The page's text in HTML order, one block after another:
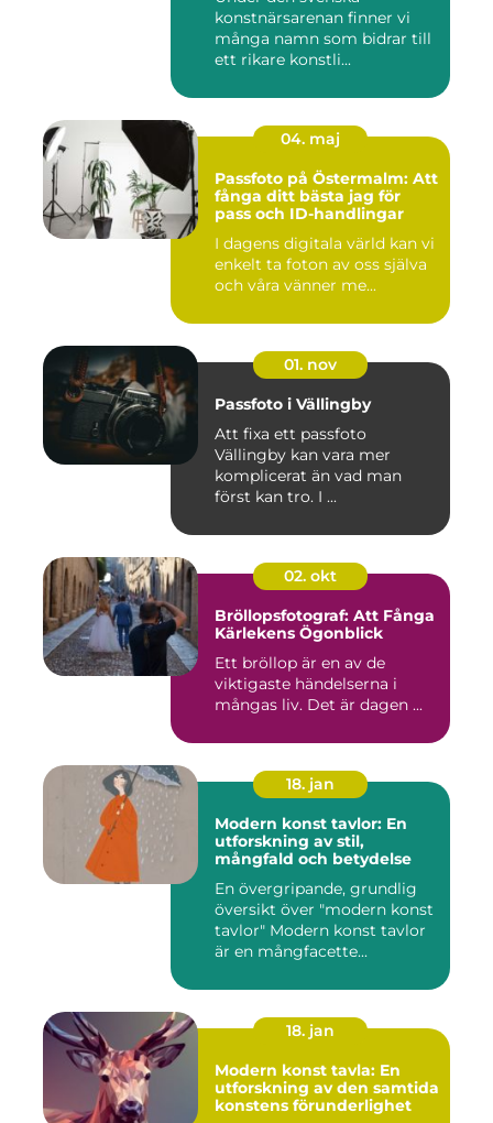
konstnärsarenan finner vi
många namn som bidrar till
ett rikare konstli...
04. maj
Passfoto på Östermalm: Att
fånga ditt bästa jag för
pass och ID-handlingar
I dagens digitala värld kan vi
enkelt ta foton av oss själva
och våra vänner me...
01. nov
Passfoto i Vällingby
Att fixa ett passfoto
Vällingby kan vara mer
komplicerat än vad man
först kan tro. I ...
02. okt
Bröllopsfotograf: Att Fånga
Kärlekens Ögonblick
Ett bröllop är en av de
viktigaste händelserna i
mångas liv. Det är dagen ...
18. jan
Modern konst tavlor: En
utforskning av stil,
mångfald och betydelse
En övergripande, grundlig
översikt över "modern konst
tavlor" Modern konst tavlor
är en mångfacette...
18. jan
Modern konst tavla: En
utforskning av den samtida
konstens förunderlighet